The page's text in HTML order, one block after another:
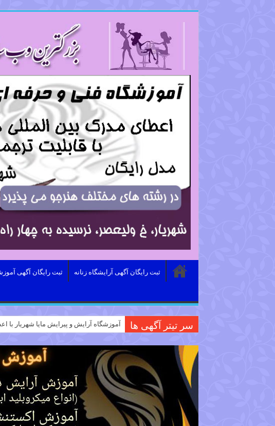
ثبت رایگان آگهی آرایشگاه زنانه ثبت رایگان آگهی
سر تیتر آگهی ها آموزشگاه آرایش و پیرایش مایا شهریار با